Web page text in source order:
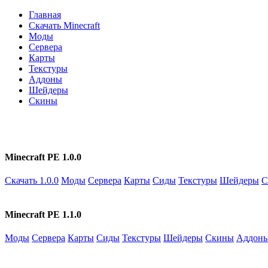
Главная
Скачать Minecraft
Моды
Сервера
Карты
Текстуры
Аддоны
Шейдеры
Скины
Minecraft PE 1.0.0
Скачать 1.0.0 Моды Сервера Карты Сиды Текстуры Шейдеры
Minecraft PE 1.1.0
Моды Сервера Карты Сиды Текстуры Шейдеры Скины